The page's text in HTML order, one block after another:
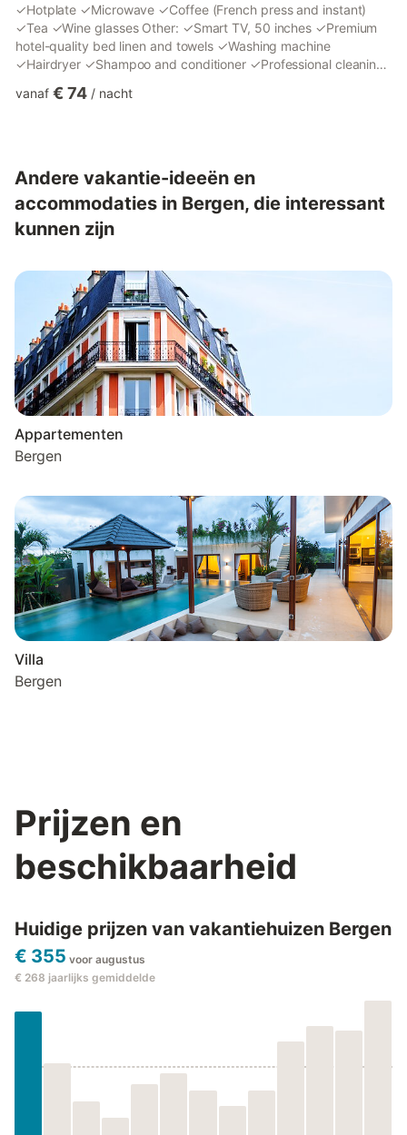
✓Hotplate ✓Microwave ✓Coffee (French press and instant)
✓Tea ✓Wine glasses Other: ✓Smart TV, 50 inches ✓Premium
hotel-quality bed linen and towels ✓Washing machine
✓Hairdryer ✓Shampoo and conditioner ✓Professional cleaning
→Sauna and sea bath. City Sauna offers drop-in and sauna
seasonal menus. →A pl...
vanaf € 74 / nacht
Andere vakantie-ideeën en
accommodaties in Bergen, die interessant
kunnen zijn
Appartementen
Bergen
Villa
Bergen
Prijzen en
beschikbaarheid
Huidige prijzen van vakantiehuizen Bergen
€ 355 voor augustus
€ 268 jaarlijks gemiddelde